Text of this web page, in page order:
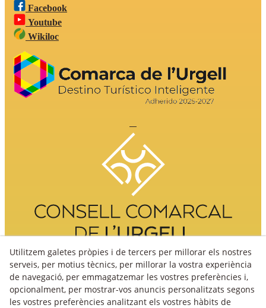
Facebook
Youtube
Wikiloc
Utilitzem galetes pròpies i de tercers per millorar els nostres
serveis, per motius tècnics, per millorar la vostra experiència
de navegació, per emmagatzemar les vostres preferències i,
opcionalment, per mostrar-vos anuncis personalitzats segons
les vostres preferències analitzant els vostres hàbits de